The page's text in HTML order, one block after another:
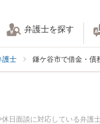
弁護士を探す
護士 鎌ケ谷市で借金・債
日面談に対応している弁護